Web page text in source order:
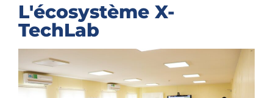
L'écosystème X-
TechLab